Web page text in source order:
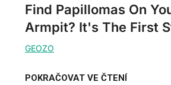
Find Papillomas On
Armpit? It's The First